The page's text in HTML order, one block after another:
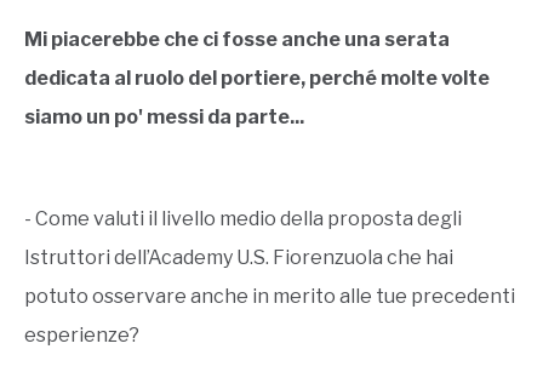
Mi piacerebbe che ci fosse anche una serata
dedicata al ruolo del portiere, perché molte volte
siamo un po' messi da parte...
- Come valuti il livello medio della proposta degli
Istruttori dell’Academy U.S. Fiorenzuola che hai
potuto osservare anche in merito alle tue precedenti
esperienze?